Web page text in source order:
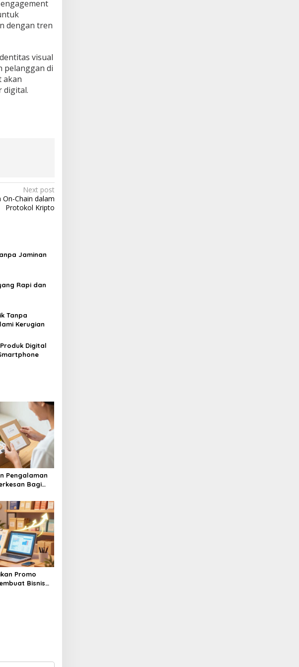
dengan tren
visual
pelanggan di
akan
digital.
Next post
Chain dalam
Protokol Kripto
Jaminan
Rapi dan
Tanpa
Kerugian
Digital
Pengalaman
Bagi
Promo
Bisnis